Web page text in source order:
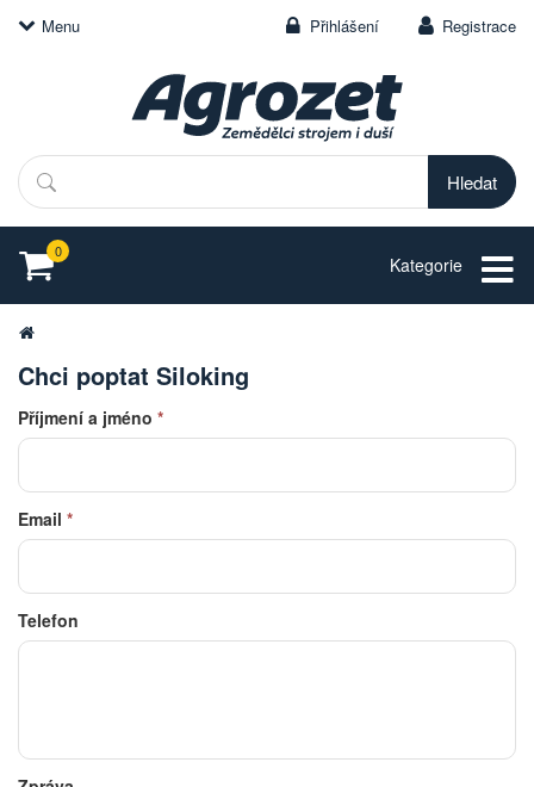
Menu Přihlášení Registrace
Hledat
0
Kategorie
Chci poptat Siloking
Příjmení a jméno *
Email *
Telefon